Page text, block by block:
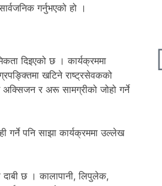
गर्नुभएको हो ।
दिइएको छ । कार्यक्रममा
खटिने राष्ट्रसेवकको
अक्सिजन र अरू सामग्रीको जोहो गर्ने
गर्ने पनि साझा कार्यक्रममा उल्लेख
दाबी छ । कालापानी, लिपुलेक,